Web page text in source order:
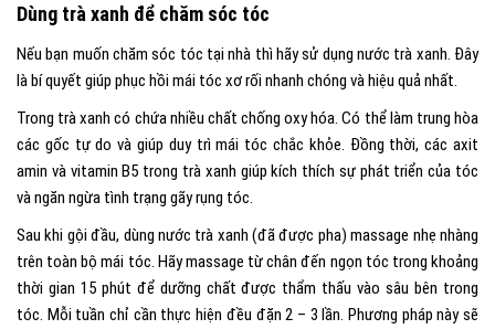
Dùng trà xanh để chăm sóc tóc
Nếu bạn muốn chăm sóc tóc tại nhà thì hãy sử dụng nước trà xanh. Đây
là bí quyết giúp phục hồi mái tóc xơ rối nhanh chóng và hiệu quả nhất.
Trong trà xanh có chứa nhiều chất chống oxy hóa. Có thể làm trung hòa
các gốc tự do và giúp duy trì mái tóc chắc khỏe. Đồng thời, các axit
amin và vitamin B5 trong trà xanh giúp kích thích sự phát triển của tóc
và ngăn ngừa tình trạng gãy rụng tóc.
Sau khi gội đầu, dùng nước trà xanh (đã được pha) massage nhẹ nhàng
trên toàn bộ mái tóc. Hãy massage từ chân đến ngọn tóc trong khoảng
thời gian 15 phút để dưỡng chất được thẩm thấu vào sâu bên trong
tóc. Mỗi tuần chỉ cần thực hiện đều đặn 2 – 3 lần. Phương pháp này sẽ